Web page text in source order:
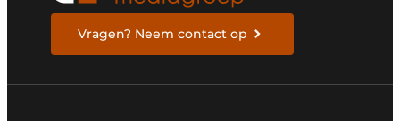
Vragen? Neem contact op